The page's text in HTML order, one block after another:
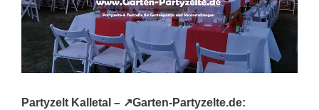
Partyzelt Kalletal – ↗️Garten-Partyzelte.de: